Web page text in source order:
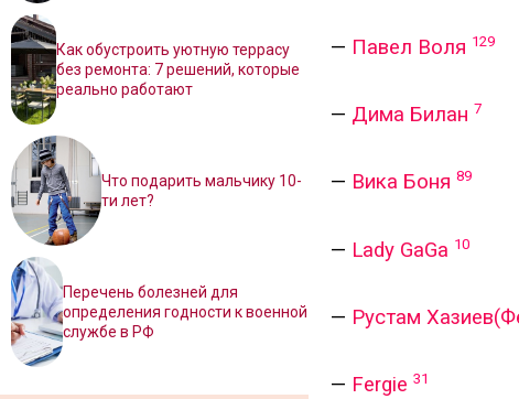
Как обустроить уютную террасу
без ремонта: 7 решений, которые
реально работают
Что подарить мальчику 10-
ти лет?
Перечень болезней для
определения годности к военной
службе в РФ
— Павел Воля 129
— Дима Билан 7
— Вика Боня 89
— Lady GaGa 10
— Рустам
— Fergie 31